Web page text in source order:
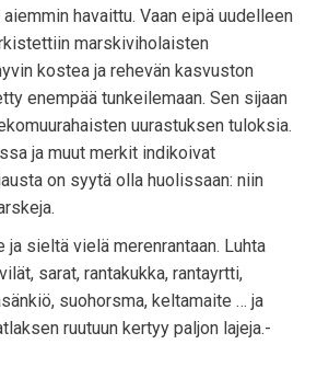
havaittu. Vaan eipä uudelleen
marskiviholaisten
kostea ja rehevän kasvuston
enempää tunkeilemaan. Sen sijaan
uurastuksen tuloksia.
ja muut merkit indikoivat
on syytä olla huolissaan: niin
ja sieltä vielä merenrantaan. Luhta
sarat, rantakukka, rantayrtti,
suohorsma, keltamaite … ja
ruutuun kertyy paljon lajeja.-